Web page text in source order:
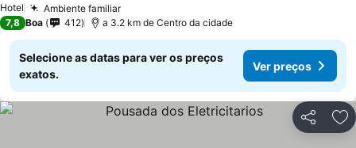
Hotel Ambiente familiarVer preços
7,8 Boa 412 a 3.2 km de Centro da cidade
Selecione as datas para ver os preços
exatos.
Ver preços
Partilhar